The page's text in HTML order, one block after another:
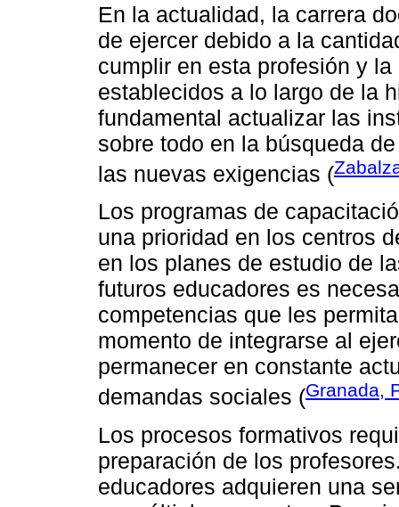
En la actualidad, la carrera
de ejercer debido a la
cumplir en esta profesión y
establecidos a lo largo de la
fundamental actualizar las
sobre todo en la búsqueda
las nuevas exigencias (
Los programas de
una prioridad en los centros
en los planes de estudio de
futuros educadores es
competencias que les
momento de integrarse al
permanecer en constante
demandas sociales (Granada,
Los procesos formativos
preparación de los
educadores adquieren una